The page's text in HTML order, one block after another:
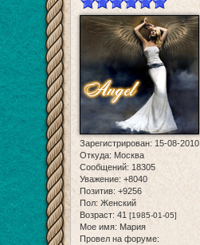
Зарегистрирован: 15-08-2010
Откуда: Москва
Сообщений: 18305
Уважение: +8040
Позитив: +9256
Пол: Женский
Возраст: 41 [1985-01-05]
Мое имя: Мария
Провел на форуме: